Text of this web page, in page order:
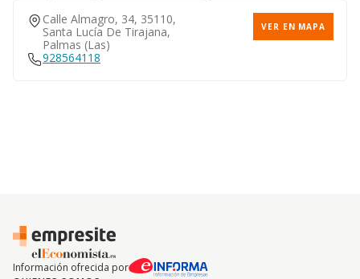
Calle Almagro, 34, 35110,
Santa Lucía De Tirajana,
Palmas (las)
VER EN MAPA
928564118
Información ofrecida por